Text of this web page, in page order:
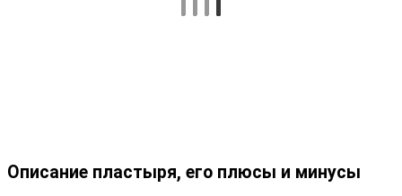
Описание пластыря, его плюсы и минусы